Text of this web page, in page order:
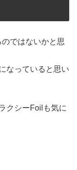
ではないかと思
なっていると思い
クシーFoilも気に